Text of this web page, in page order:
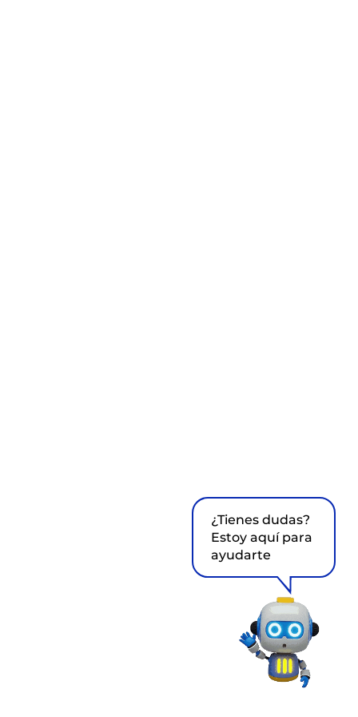
¿Tienes dudas?
Estoy aquí para
ayudarte